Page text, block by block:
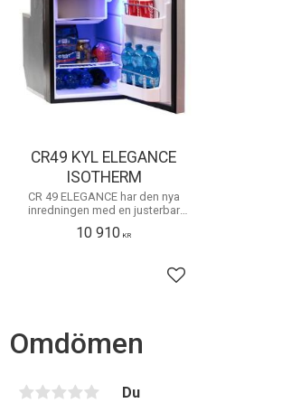
Omdömen
Du
CR49 KYL ELEGANCE
ISOTHERM
CR 49 ELEGANCE har den nya
inredningen med en justerbar
frysfack med en volym på 4 liter
10 910 KR
Lägg till i favoriter